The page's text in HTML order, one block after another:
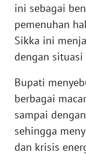
ini sebagai
pemenuhan
Sikka ini
dengan
Bupati
berbagai
sampai
sehingga
dan krisis
WN
SULTRA
WN
NTB
WN
SULTENG
WN